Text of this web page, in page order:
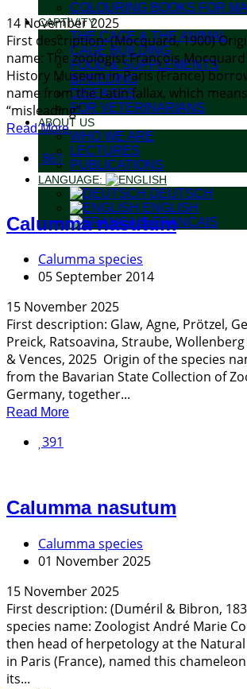
COLOURING BOOKS FOR
CAPTIVITY
THE CAGE & THE ANIMAL
CAGE BUILDING
FOOD & SUPPLEMENTS
BREEDING
DISEASES
FOR VETERINARIANS
ABOUT US
WHO WE ARE
LECTURES
PUBLICATIONS
LANGUAGE:
DEUTSCH
ENGLISH
FRANÇAIS
14 November 2025
First description: (Mocquard, 1900)
name: The zoologist François
History Museum in Paris (France)
name from the Latin fallax, which
“misleading”....
Read More
861
Calumma nasutum
Calumma species
05 September 2014
15 November 2025
First description: Glaw, Agne, Prötzel,
Preick, Ratsoavina, Straube,
& Vences, 2025 Origin of the species
from the Bavarian State Collection of
Germany, together...
Read More
391
Calumma nasutum
Calumma species
01 November 2025
15 November 2025
First description: (Duméril & Bibron,
species name: Zoologist André Marie
then head of herpetology at the
in Paris (France), named this
its...